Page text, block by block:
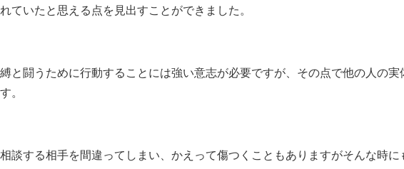
ていたと思える点を見出すことができました。
と闘うために行動することには強い意志が必要ですが、その点で他の人の実
。
談する相手を間違ってしまい、かえって傷つくこともありますがそんな時に